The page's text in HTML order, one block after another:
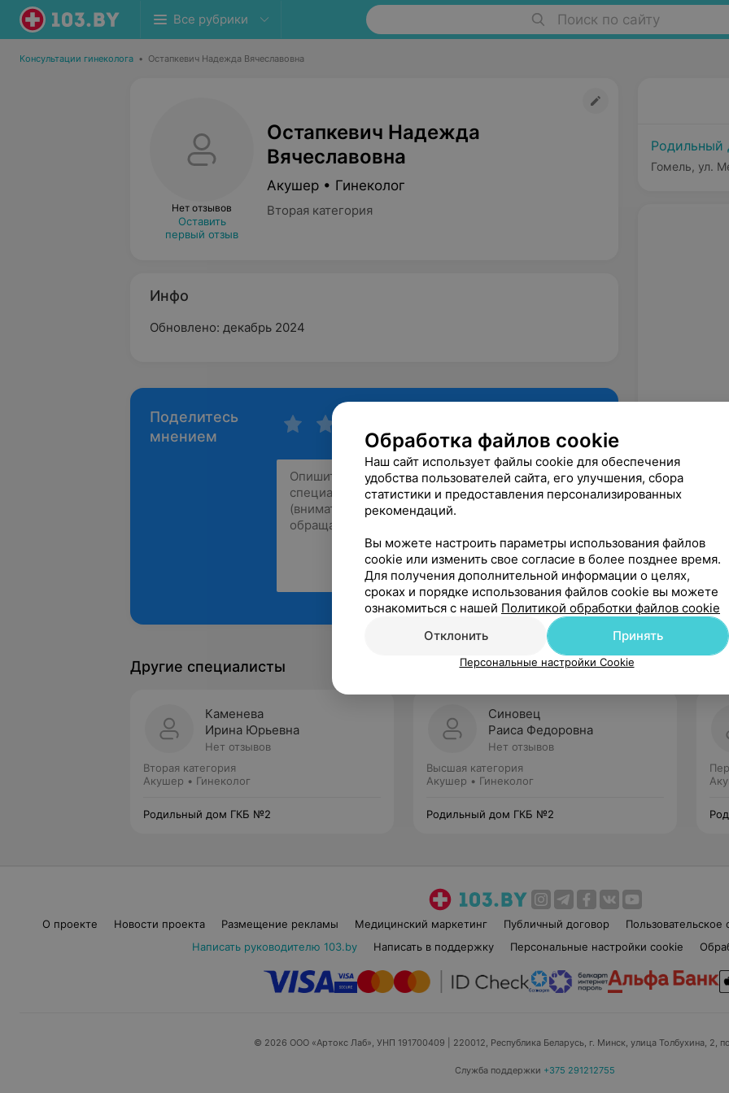
Все рубрики Поиск по сайту
Консультации гинеколога • Остапкевич Надежда Вячеславовна
Нет отзывов
Оставить
первый отзыв
Остапкевич Надежда
Вячеславовна
Акушер • Гинеколог
Вторая категория
Инфо
Обновлено: декабрь 2024
Поделитесь
мнением
Рекомендую
Гомель, ул.
Другие специалисты
Каменева
Ирина Юрьевна
Нет отзывов
Вторая категория
Акушер • Гинеколог
Родильный дом ГКБ №2
Синовец
Раиса Федоровна
Нет отзывов
Высшая категория
Акушер • Гинеколог
Родильный дом ГКБ №2
О проекте Новости проекта Размещение рекламы Медицинский маркетинг Публичный договор Пользовательское
Написать руководителю 103.by
Написать в поддержку Персональные настройки cookie
© 2026 ООО «Артокс Лаб», УНП 191700409 | 220012, Республика Беларусь, г. Минск, улица Толбухина, 2,
Служба поддержки +375 291212755
Обработка файлов cookie
Наш сайт использует файлы cookie для обеспечения
удобства пользователей сайта, его улучшения, сбора
статистики и предоставления персонализированных
рекомендаций.
Вы можете настроить параметры использования файлов
cookie или изменить свое согласие в более позднее время.
Для получения дополнительной информации о целях,
сроках и порядке использования файлов cookie вы можете
ознакомиться с нашей Политикой обработки файлов cookie
Отклонить
Принять
Персональные настройки Cookie